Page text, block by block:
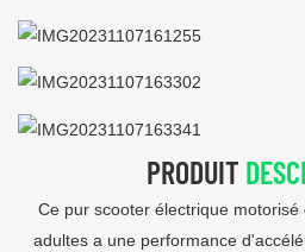
PRODUIT
Ce pur scooter électrique
adultes a une performance